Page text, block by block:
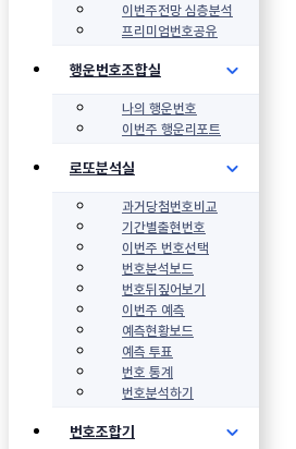
이번주전망 심층분석
프리미엄번호공유
행운번호조합실
나의 행운번호
이번주 행운리포트
로또분석실
과거당첨번호비교
기간별출현번호
이번주 번호선택
번호분석보드
번호뒤짚어보기
이번주 예측
예측현황보드
예측 투표
번호 통계
번호분석하기
번호조합기